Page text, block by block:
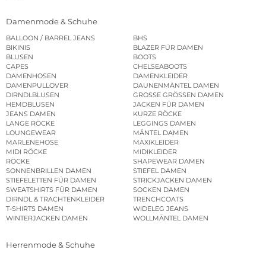
Damenmode & Schuhe
BALLOON / BARREL JEANS
BHS
BIKINIS
BLAZER FÜR DAMEN
BLUSEN
BOOTS
CAPES
CHELSEABOOTS
DAMENHOSEN
DAMENKLEIDER
DAMENPULLOVER
DAUNENMÄNTEL DAMEN
DIRNDLBLUSEN
GROSSE GRÖSSEN DAMEN
HEMDBLUSEN
JACKEN FÜR DAMEN
JEANS DAMEN
KURZE RÖCKE
LANGE RÖCKE
LEGGINGS DAMEN
LOUNGEWEAR
MÄNTEL DAMEN
MARLENEHOSE
MAXIKLEIDER
MIDI RÖCKE
MIDIKLEIDER
RÖCKE
SHAPEWEAR DAMEN
SONNENBRILLEN DAMEN
STIEFEL DAMEN
STIEFELETTEN FÜR DAMEN
STRICKJACKEN DAMEN
SWEATSHIRTS FÜR DAMEN
SOCKEN DAMEN
DIRNDL & TRACHTENKLEIDER
TRENCHCOATS
T-SHIRTS DAMEN
WIDELEG JEANS
WINTERJACKEN DAMEN
WOLLMÄNTEL DAMEN
Herrenmode & Schuhe